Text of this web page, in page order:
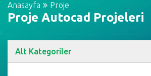
Anasayfa Proje
Proje Autocad Projeleri
Alt Kategoriler